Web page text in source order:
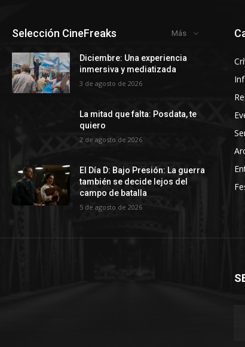
Selección CineFreaks Más
Diciembre: Una experiencia
inmersiva y mediatizada
3 de agosto de 2026
La mitad que falta: Posdata, te
quiero
2 de agosto de 2026
El Día D: Bajo Presión: La guerra
también se decide lejos del
campo de batalla
5 de agosto de 2026